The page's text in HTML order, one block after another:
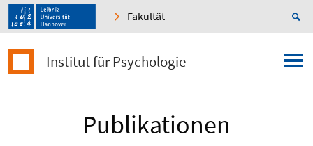
Fakultät
Institut für Psychologie
Publikationen